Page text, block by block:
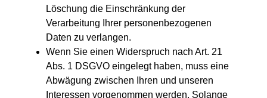
Löschung die Einschränkung der
Verarbeitung Ihrer personenbezogenen
Daten zu verlangen.
Wenn Sie einen Widerspruch nach Art. 21
Abs. 1 DSGVO eingelegt haben, muss eine
Abwägung zwischen Ihren und unseren
Interessen vorgenommen werden. Solange